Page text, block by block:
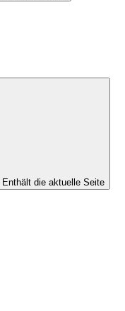
Enthält die aktuelle Seite